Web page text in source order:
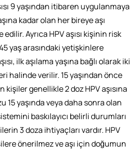
9 yaşından itibaren uygulanmaya
kadar olan her bireye aşı
Ayrıca HPV aşısı kişinin risk
yaş arasındaki yetişkinlere
ilk aşılama yaşına bağlı olarak iki
halinde verilir. 15 yaşından önce
kişiler genellikle 2 doz HPV aşısına
15 yaşında veya daha sonra olan
baskılayıcı belirli durumları
3 doza ihtiyaçları vardır. HPV
önerilmez ve aşı için doğumun